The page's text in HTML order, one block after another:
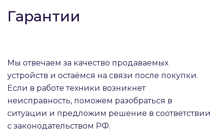
Гарантии
Мы отвечаем за качество продаваемых
устройств и остаёмся на связи после покупки.
Если в работе техники возникнет
неисправность, поможем разобраться в
ситуации и предложим решение в соответствии
с законодательством РФ.